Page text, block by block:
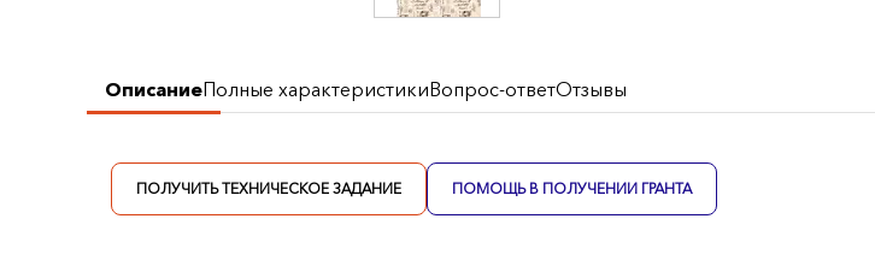
ОписаниеПолные характеристикиВопрос-ответОтзывы
ПОЛУЧИТЬ ТЕХНИЧЕСКОЕ ЗАДАНИЕ ПОМОЩЬ В ПОЛУЧЕНИИ ГРАНТА